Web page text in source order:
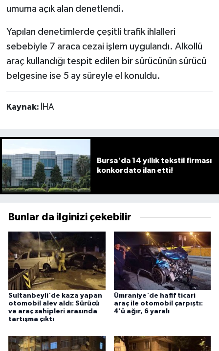
umuma açık alan denetlendi.
Yapılan denetimlerde çeşitli trafik ihlalleri
sebebiyle 7 araca cezai işlem uygulandı. Alkollü
araç kullandığı tespit edilen bir sürücünün sürücü
belgesine ise 5 ay süreyle el konuldu.
Kaynak: İHA
Bursa'da 14 yıllık tekstil firması
konkordato ilan etti!
Bunlar da ilginizi çekebilir
Sultanbeyli'de kaza yapan
otomobil alev aldı: Sürücü
ve araç sahipleri arasında
tartışma çıktı
Ümraniye'de hafif ticari
araç ile otomobil çarpıştı:
4'ü ağır, 6 yaralı